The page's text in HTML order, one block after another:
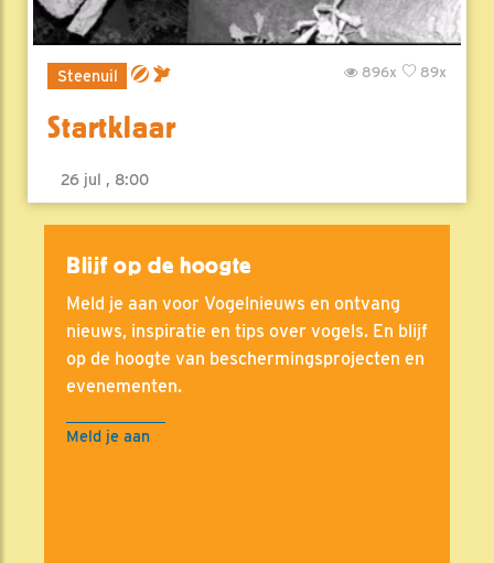
Steenuil 89x
896x
Startklaar
26 jul , 8:00
Blijf op de hoogte
Meld je aan voor Vogelnieuws en ontvang
nieuws, inspiratie en tips over vogels. En blijf
op de hoogte van beschermingsprojecten en
evenementen.
Meld je aan